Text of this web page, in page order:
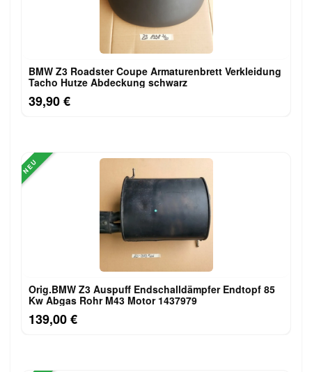
BMW Z3 Roadster Coupe Armaturenbrett Verkleidung
Tacho Hutze Abdeckung schwarz
39,90 €
NEU
Orig.BMW Z3 Auspuff Endschalldämpfer Endtopf 85
Kw Abgas Rohr M43 Motor 1437979
139,00 €